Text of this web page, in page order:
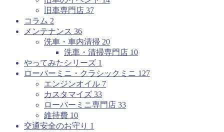
旧車専門店 37
コラム 2
メンテナンス 36
洗車・車内清掃 20
洗車・清掃専門店 10
やってみたシリーズ 1
ローバーミニ・クラシックミニ 127
エンジンオイル 7
カスタマイズ 33
ローバーミニ専門店 33
維持費 10
交通安全のお守り 1